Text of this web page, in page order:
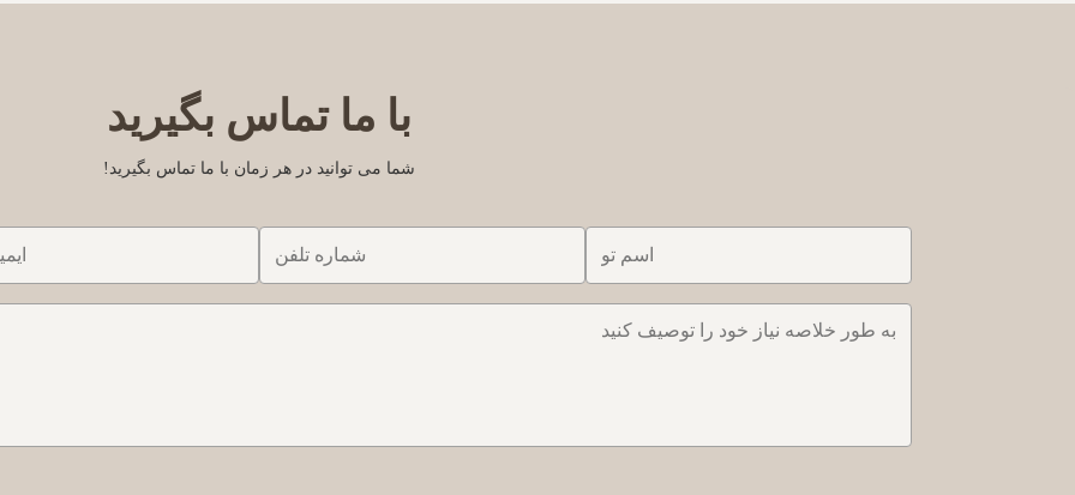
light box. Full transparent dispenser, you can
squeezed orange juice in 60 seconds...
withouperson put the oranges ...
با ما تماس بگیرید
شما می توانید در هر زمان با ما تماس بگیرید!